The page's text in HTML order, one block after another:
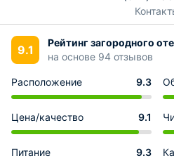
9.1
Рейтинг загородного
на основе 94 отзывов
Расположение 9.3
Цена/качество 9.1
Питание 9.3